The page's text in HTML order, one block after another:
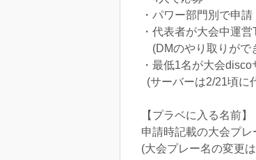
・パワー部門別で申請
・代表者が大会中運
(DMのやり取りがで
・最低1名が大会
(サーバーは2/21頃に
【プラベに入る名前】
申請時記載の大会プ
(大会プレー名の変更